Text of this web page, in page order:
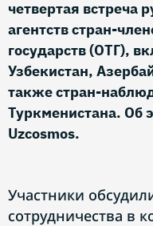
четвертая встреча
агентств стран-
государств (ОТГ),
Узбекистан,
также стран-
Туркменистана. Об
Uzcosmos.
Участники
сотрудничества в